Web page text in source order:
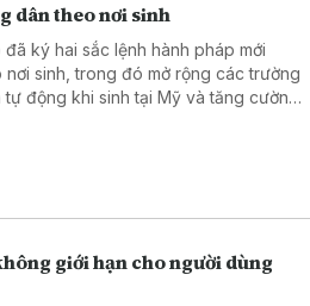
dân theo nơi sinh
ký hai sắc lệnh hành pháp mới
sinh, trong đó mở rộng các trường
động khi sinh tại Mỹ và tăng cường
giới hạn cho người dùng